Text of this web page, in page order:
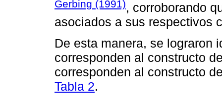
Gerbing (1991), corroborando
asociados a sus respectivos
De esta manera, se lograron
corresponden al constructo
corresponden al constructo
Tabla 2.